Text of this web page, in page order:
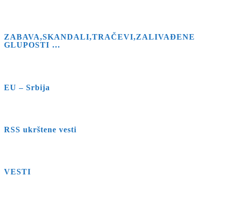
ZABAVA,SKANDALI,TRAČEVI,ZALIVAĐENE
GLUPOSTI …
EU – Srbija
RSS ukrštene vesti
VESTI